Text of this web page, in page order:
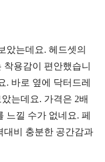
았는데요. 헤드셋의
착용감이 편안했습니
. 바로 옆에 닥터드레
는데요. 가격은 2배
느낄 수가 없네요. 페
대비 충분한 공간감과